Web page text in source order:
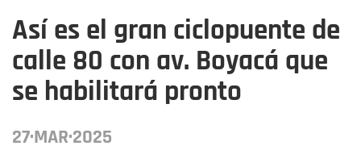
Así es el gran ciclopuente de
calle 80 con av. Boyacá que
se habilitará pronto
27·MAR·2025